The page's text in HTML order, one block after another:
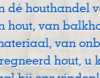
dé houthandel
hout, van
van
hout, u